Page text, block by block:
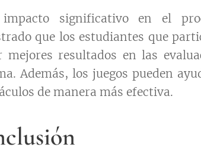
significativo en el
que los estudiantes que
resultados en las
Además, los juegos pueden
de manera más efectiva.